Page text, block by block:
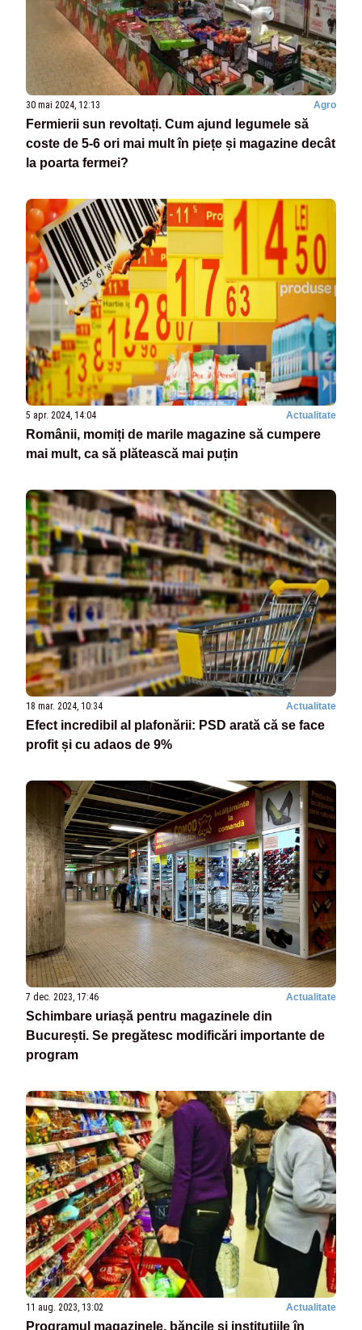
30 mai 2024, 12:13 Agro
Fermierii sun revoltați. Cum ajund legumele să
coste de 5-6 ori mai mult în piețe și magazine decât
la poarta fermei?
5 apr. 2024, 14:04 Actualitate
Românii, momiți de marile magazine să cumpere
mai mult, ca să plătească mai puțin
18 mar. 2024, 10:34 Actualitate
Efect incredibil al plafonării: PSD arată că se face
profit și cu adaos de 9%
7 dec. 2023, 17:46 Actualitate
Schimbare uriașă pentru magazinele din
București. Se pregătesc modificări importante de
program
11 aug. 2023, 13:02 Actualitate
Programul magazinele, băncile și instituțiile în